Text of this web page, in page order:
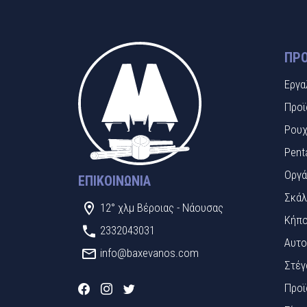
ΕΠΙΚΟΙΝΩΝΊΑ
12° χλμ Βέροιας - Νάουσας
2332043031
info@baxevanos.com